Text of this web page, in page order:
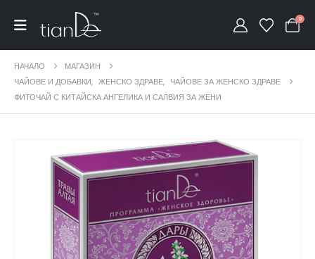
0
НАЧАЛО
МАГАЗИН
ЧАЙОВЕ И ДОБАВКИ, ЖЕНСКО ЗДРАВЕ, ЧАЙОВЕ ЗА ЖЕНСКО ЗДРАВЕ
ФИТОЧАЙ С КИТАЙСКА АНГЕЛИКА И САЛВИЯ ЗА ЖЕНИ